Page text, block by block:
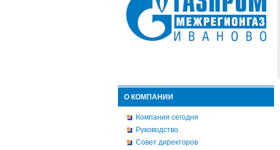
О КОМПАНИИ
Компания сегодня
Руководство
Совет директоров